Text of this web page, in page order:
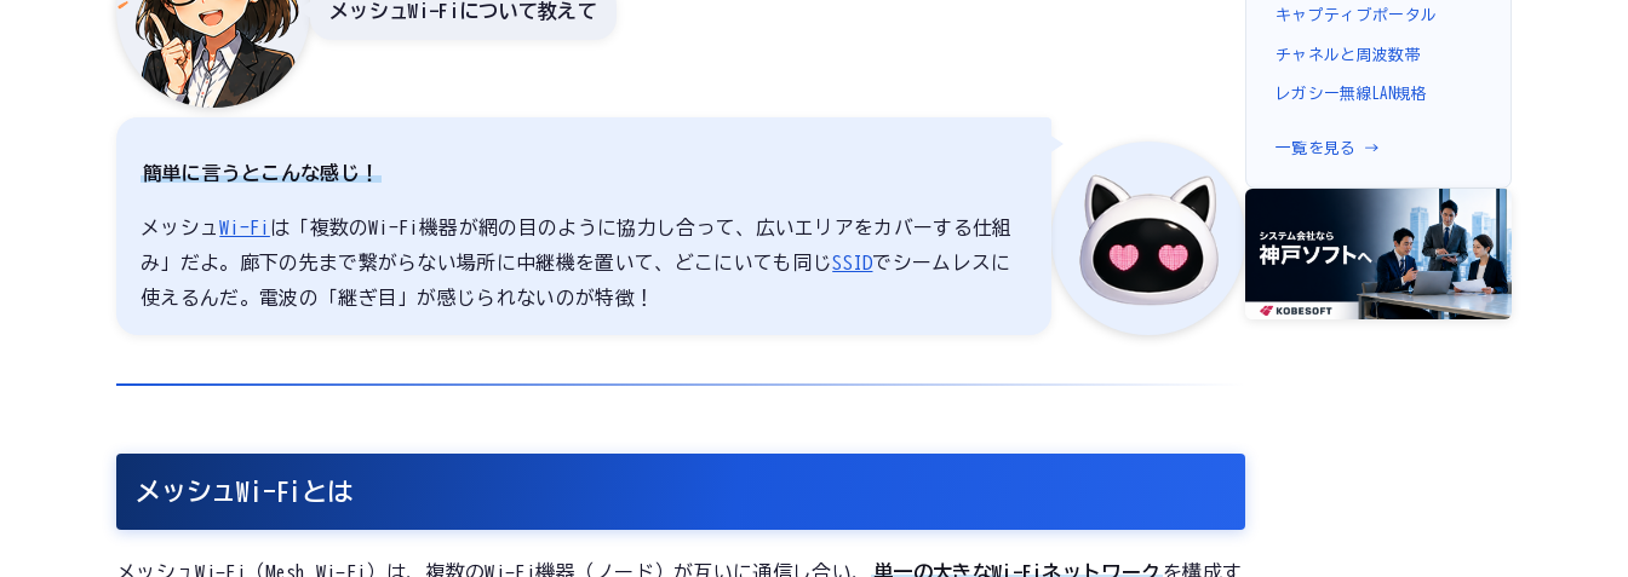
メッシュWi-Fiについて教えて
簡単に言うとこんな感じ！
メッシュWi-Fi は「複数のWi-Fi機器が網の目のように協力し合って、広いエリアをカバーする仕組
み」だよ。廊下の先まで繋がらない場所に中継機を置いて、どこにいても同じSSIDでシームレスに
使えるんだ。電波の「継ぎ目」が感じられないのが特徴！
メッシュWi-Fiとは
メッシュWi-Fi（Mesh Wi-Fi）は、複数のWi-Fi機器（ノード）が互いに通信し合い、単一の大きなWi-Fiネットワークを構成す
キャプティブポータル
チャネルと周波数帯
レガシー無線LAN規格
一覧を見る →